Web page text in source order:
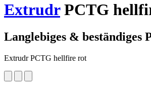
ExtrudrPCTG
Langlebiges &
Extrudr PCTG hellfire rot